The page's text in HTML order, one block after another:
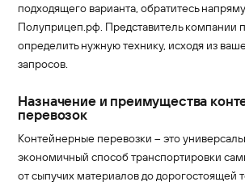
подходящего варианта, обратитесь
Полуприцеп.рф. Представитель компании
определить нужную технику, исходя из
запросов.
Назначение и преимущества
перевозок
Контейнерные перевозки – это
экономичный способ транспортировки
от сыпучих материалов до дорогостоящей